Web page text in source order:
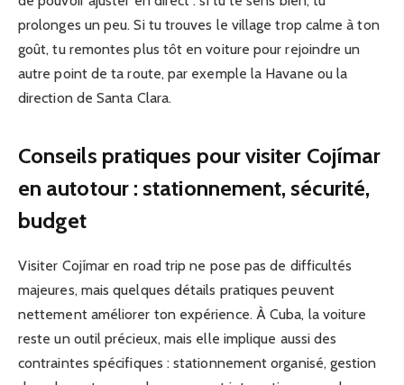
prolonges un peu. Si tu trouves le village trop calme à ton
goût, tu remontes plus tôt en voiture pour rejoindre un
autre point de ta route, par exemple la Havane ou la
direction de Santa Clara.
Conseils pratiques pour visiter Cojímar
en autotour : stationnement, sécurité,
budget
Visiter Cojímar en road trip ne pose pas de difficultés
majeures, mais quelques détails pratiques peuvent
nettement améliorer ton expérience. À Cuba, la voiture
reste un outil précieux, mais elle implique aussi des
contraintes spécifiques : stationnement organisé, gestion